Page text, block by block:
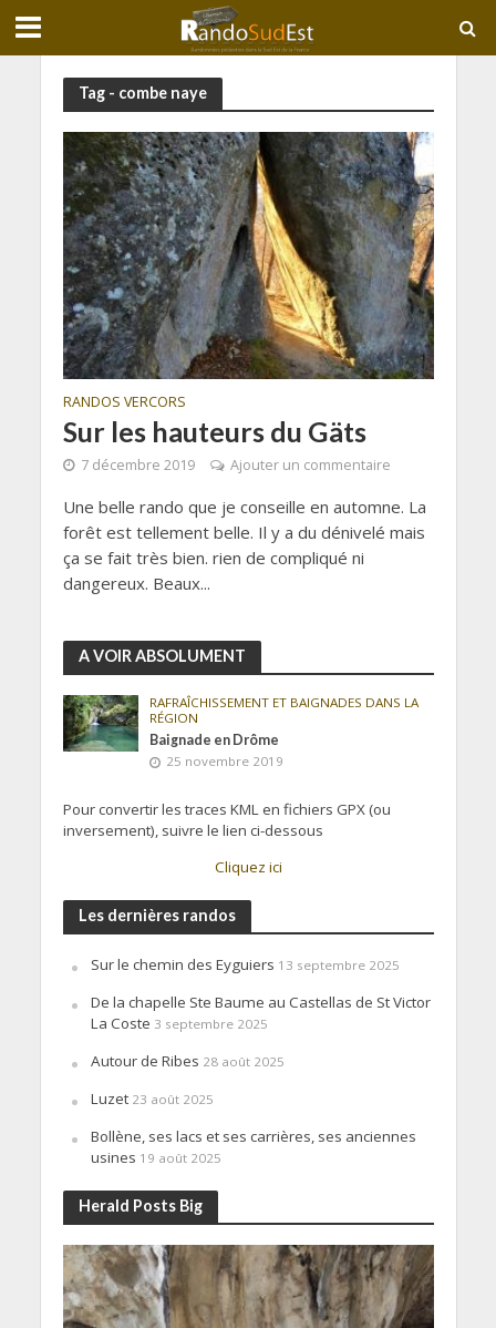
Tag - combe naye
RANDOS VERCORS
Sur les hauteurs du Gäts
7 décembre 2019 Ajouter un commentaire
Une belle rando que je conseille en automne. La
forêt est tellement belle. Il y a du dénivelé mais
ça se fait très bien. rien de compliqué ni
dangereux. Beaux...
A VOIR ABSOLUMENT
RAFRAÎCHISSEMENT ET BAIGNADES DANS LA
RÉGION
Baignade en Drôme
25 novembre 2019
Pour convertir les traces KML en fichiers GPX (ou
inversement), suivre le lien ci-dessous
Cliquez ici
Les dernières randos
Sur le chemin des Eyguiers 13 septembre 2025
De la chapelle Ste Baume au Castellas de St Victor
La Coste 3 septembre 2025
Autour de Ribes 28 août 2025
Luzet 23 août 2025
Bollène, ses lacs et ses carrières, ses anciennes
usines 19 août 2025
Herald Posts Big